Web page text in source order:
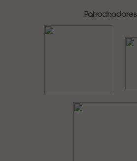
Patrocinadores